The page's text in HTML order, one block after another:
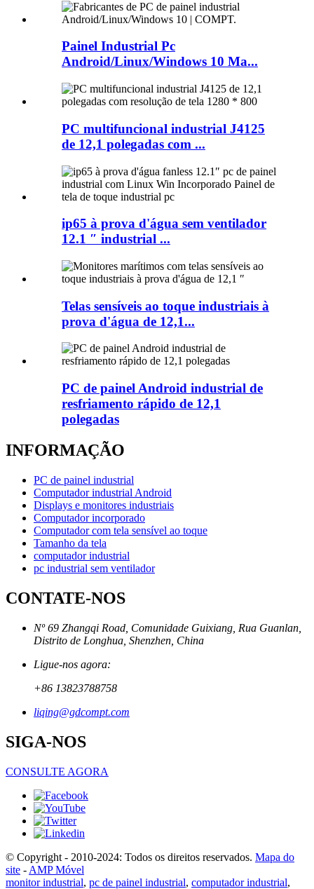
Painel Industrial Pc
Android/Linux/Windows 10 Ma...
PC multifuncional industrial J4125
de 12,1 polegadas com ...
ip65 à prova d'água sem ventilador
12.1 ″ industrial ...
Telas sensíveis ao toque industriais à
prova d'água de 12,1...
PC de painel Android industrial de
resfriamento rápido de 12,1
polegadas
INFORMAÇÃO
PC de painel industrial
Computador industrial Android
Displays e monitores industriais
Computador incorporado
Computador com tela sensível ao toque
Tamanho da tela
computador industrial
pc industrial sem ventilador
CONTATE-NOS
Nº 69 Zhangqi Road, Comunidade Guixiang, Rua Guanlan,
Distrito de Longhua, Shenzhen, China
Ligue-nos agora:
+86 13823788758
liqing@gdcompt.com
SIGA-NOS
CONSULTE AGORA
© Copyright - 2010-2024: Todos os direitos reservados. Mapa do
site - AMP Móvel
monitor industrial, pc de painel industrial, computador industrial,